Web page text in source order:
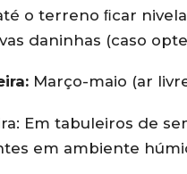
o terreno ﬁcar
daninhas (caso
Março-maio (ar
Em tabuleiros de
em ambiente